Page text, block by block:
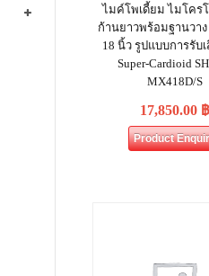
ไมค์โพเดี้ยม ไมโคร
ก้านยาวพร้อมฐานวา
18 นิ้ว รูปแบบการรับ
Super-Cardioid
MX418D/S
17,850.00 ฿
Product